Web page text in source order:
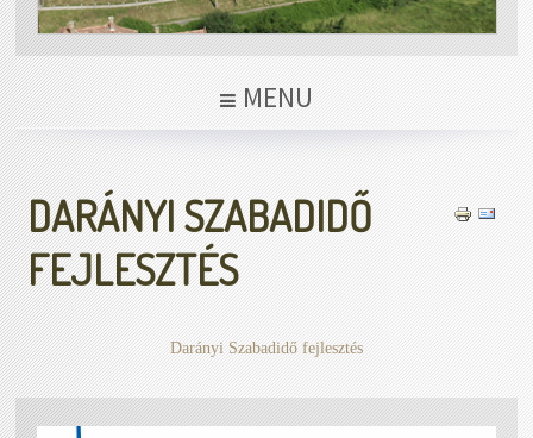
MENU
DARÁNYI SZABADIDŐ
FEJLESZTÉS
Darányi Szabadidő fejlesztés